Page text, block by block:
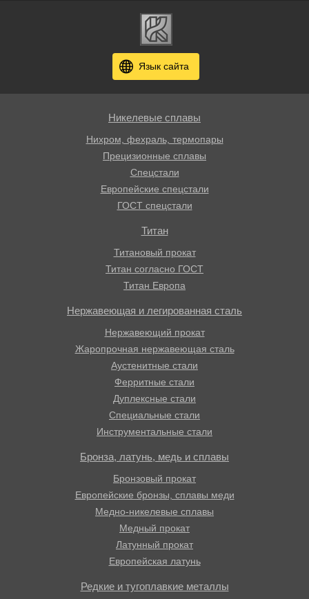
Язык сайта
Никелевые сплавы
Нихром, фехраль, термопары
Прецизионные сплавы
Спецстали
Европейские спецстали
ГОСТ спецстали
Титан
Титановый прокат
Титан согласно ГОСТ
Титан Европа
Нержавеющая и легированная сталь
Нержавеющий прокат
Жаропрочная нержавеющая сталь
Аустенитные стали
Ферритные стали
Дуплексные стали
Специальные стали
Инструментальные стали
Бронза, латунь, медь и сплавы
Бронзовый прокат
Европейские бронзы, сплавы меди
Медно-никелевые сплавы
Медный прокат
Латунный прокат
Европейская латунь
Редкие и тугоплавкие металлы